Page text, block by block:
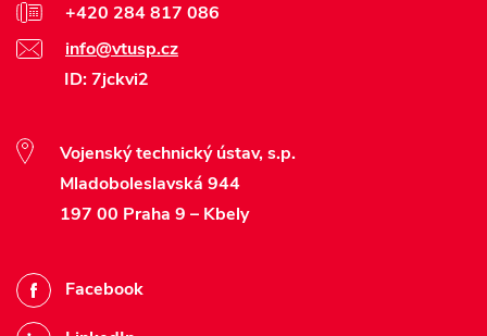
+420 284 817 086
info@vtusp.cz
ID: 7jckvi2
Vojenský technický ústav, s.p.
Mladoboleslavská 944
197 00 Praha 9 – Kbely
Facebook